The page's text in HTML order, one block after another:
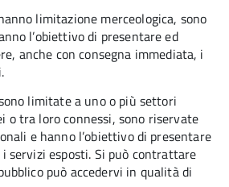
limitazione merceologica, sono
l’obiettivo di presentare ed
anche con consegna immediata, i
limitate a uno o più settori
o tra loro connessi, sono riservate
e hanno l’obiettivo di presentare
servizi esposti. Si può contrattare
può accedervi in qualità di